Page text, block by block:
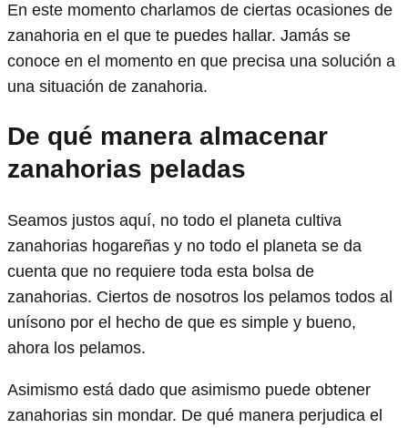
En este momento charlamos de ciertas ocasiones de
zanahoria en el que te puedes hallar. Jamás se
conoce en el momento en que precisa una solución a
una situación de zanahoria.
De qué manera almacenar
zanahorias peladas
Seamos justos aquí, no todo el planeta cultiva
zanahorias hogareñas y no todo el planeta se da
cuenta que no requiere toda esta bolsa de
zanahorias. Ciertos de nosotros los pelamos todos al
unísono por el hecho de que es simple y bueno,
ahora los pelamos.
Asimismo está dado que asimismo puede obtener
zanahorias sin mondar. De qué manera perjudica el